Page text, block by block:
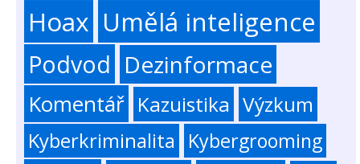
Hoax Umělá inteligence
Podvod Dezinformace
Komentář Kazuistika Výzkum
Kyberkriminalita Kybergrooming